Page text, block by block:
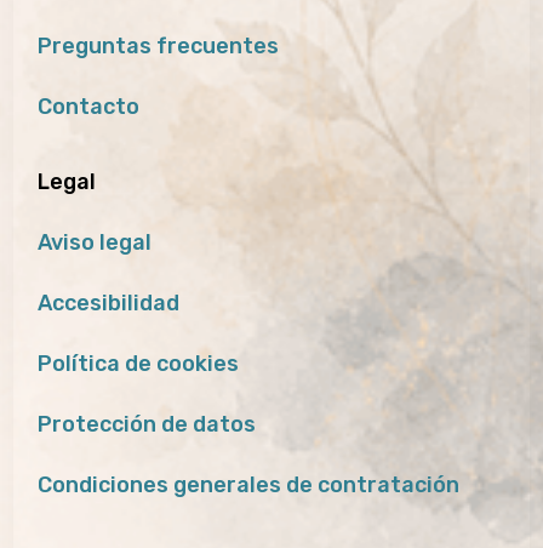
Preguntas frecuentes
Contacto
Legal
Aviso legal
Accesibilidad
Política de cookies
Protección de datos
Condiciones generales de contratación